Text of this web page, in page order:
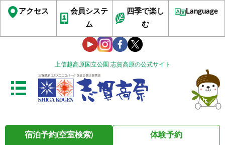
上信越高原国立公園 志賀高原の公式サイト
アクセス
会員システ
ム
四季で楽し
む
Language
宿泊予約(空室検索) 体験予約